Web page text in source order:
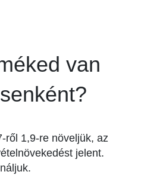
van
ről 1,9-re növeljük, az
jelent.